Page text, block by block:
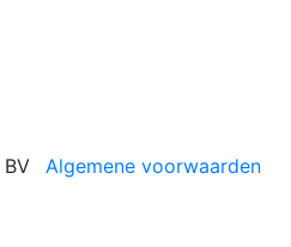
BV Algemene voorwaarden